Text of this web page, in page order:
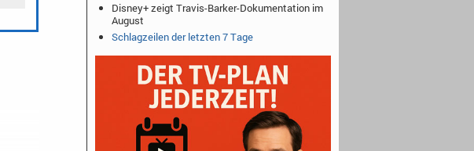
Disney+ zeigt Travis-Barker-Dokumentation im
August
Schlagzeilen der letzten 7 Tage